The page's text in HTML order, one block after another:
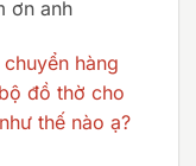
ơn anh
hàng
đồ thờ cho
thế nào ạ?